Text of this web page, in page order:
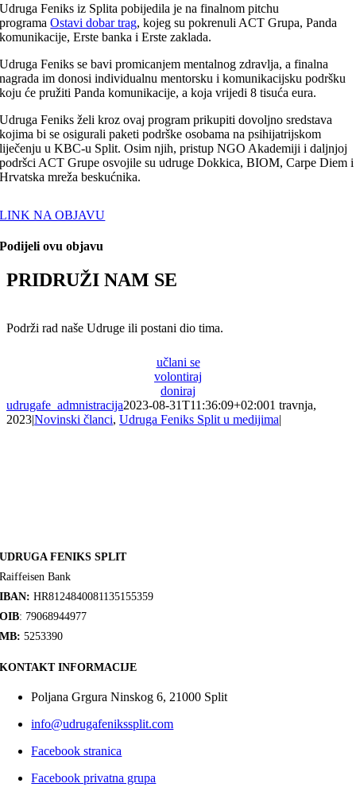
Udruga Feniks iz Splita pobijedila je na finalnom pitchu
programaOstavi dobar trag, kojeg su pokrenuli ACT Grupa, Panda
komunikacije, Erste banka i Erste zaklada.
Udruga Feniks se bavi promicanjem mentalnog zdravlja, a finalna
nagrada im donosi individualnu mentorsku i komunikacijsku podršku
koju će pružiti Panda komunikacije, a koja vrijedi 8 tisuća eura.
Udruga Feniks želi kroz ovaj program prikupiti dovoljno sredstava
kojima bi se osigurali paketi podrške osobama na psihijatrijskom
liječenju u KBC-u Split. Osim njih, pristup NGO Akademiji i daljnjoj
podršci ACT Grupe osvojile su udruge Dokkica, BIOM, Carpe Diem i
Hrvatska mreža beskućnika.
LINK NA OBJAVU
Podijeli ovu objavu
PRIDRUŽI NAM SE
Podrži rad naše Udruge ili postani dio tima.
učlani se
volontiraj
doniraj
udrugafe_admnistracija2023-08-31T11:36:09+02:001 travnja,
2023|Novinski članci, Udruga Feniks Split u medijima|
UDRUGA FENIKS SPLIT
Raiffeisen Bank
IBAN: HR8124840081135155359
OIB: 79068944977
MB: 5253390
KONTAKT INFORMACIJE
Poljana Grgura Ninskog 6, 21000 Split
info@udrugafenikssplit.com
Facebook stranica
Facebook privatna grupa